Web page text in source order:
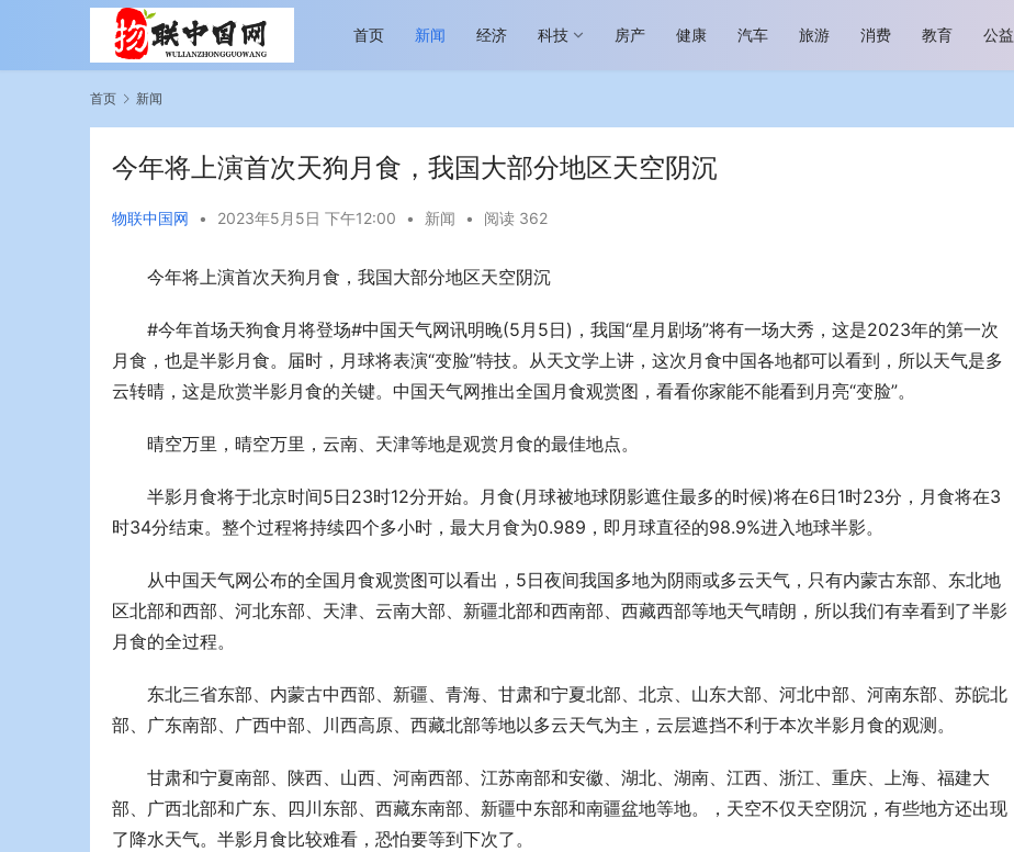
首页 新闻 经济 科技 房产 健康 汽车 旅游 消费 教育 公益
首页 新闻
今年将上演首次天狗月食，我国大部分地区天空阴沉
物联中国网 • 2023年5月5日 下午12:00 • 新闻 • 阅读 362
今年将上演首次天狗月食，我国大部分地区天空阴沉
#今年首场天狗食月将登场#中国天气网讯明晚(5月5日)，我国“星月剧场”将有一场大秀，这是2023年的第一次
月食，也是半影月食。届时，月球将表演“变脸”特技。从天文学上讲，这次月食中国各地都可以看到，所以天气是多
云转晴，这是欣赏半影月食的关键。中国天气网推出全国月食观赏图，看看你家能不能看到月亮“变脸”。
晴空万里，晴空万里，云南、天津等地是观赏月食的最佳地点。
半影月食将于北京时间5日23时12分开始。月食(月球被地球阴影遮住最多的时候)将在6日1时23分，月食将在3
时34分结束。整个过程将持续四个多小时，最大月食为0.989，即月球直径的98.9%进入地球半影。
从中国天气网公布的全国月食观赏图可以看出，5日夜间我国多地为阴雨或多云天气，只有内蒙古东部、东北地
区北部和西部、河北东部、天津、云南大部、新疆北部和西南部、西藏西部等地天气晴朗，所以我们有幸看到了半影
月食的全过程。
东北三省东部、内蒙古中西部、新疆、青海、甘肃和宁夏北部、北京、山东大部、河北中部、河南东部、苏皖北
部、广东南部、广西中部、川西高原、西藏北部等地以多云天气为主，云层遮挡不利于本次半影月食的观测。
甘肃和宁夏南部、陕西、山西、河南西部、江苏南部和安徽、湖北、湖南、江西、浙江、重庆、上海、福建大
部、广西北部和广东、四川东部、西藏东南部、新疆中东部和南疆盆地等地。，天空不仅天空阴沉，有些地方还出现
了降水天气。半影月食比较难看，恐怕要等到下次了。
越览山河 纵情逐梦 新帕拉丁听风之旅即日
今年旅游市场进入恢复发展快车道 向“新”而